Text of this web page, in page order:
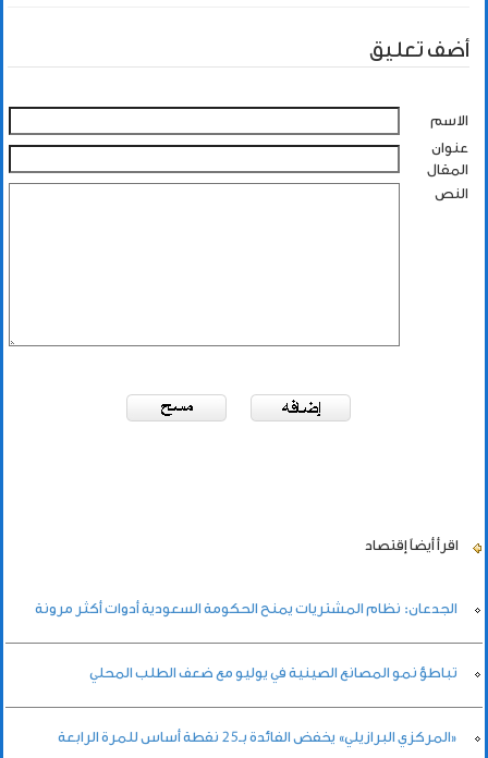
أضف تعليق
الاسم
عنوان
المقال
النص
اقرأ أيضاً إقتصاد
الجدعان: نظام المشتريات يمنح الحكومة السعودية أدوات أكثر مرونة
تباطؤ نمو المصانع الصينية في يوليو مع ضعف الطلب المحلي
«المركزي البرازيلي» يخفض الفائدة بـ25 نقطة أساس للمرة الرابعة